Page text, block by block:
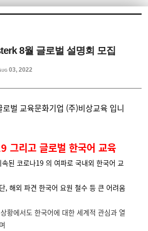
8월 글로벌 설명회 모집
03, 2022
벌 교육문화기업 (주)비상교육 입니
그리고 글로벌 한국어 교육
된 코로나19 의 여파로 국내외 한국어 교
, 해외 파견 한국어 요원 철수 등 큰 어려움
황에서도 한국어에 대한 세계적 관심과 열
스케치북5
스케치북5